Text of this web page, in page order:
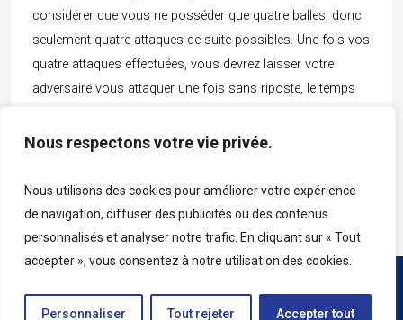
Nous respectons votre vie privée.
Nous utilisons des cookies pour améliorer votre expérience
de navigation, diffuser des publicités ou des contenus
personnalisés et analyser notre trafic. En cliquant sur « Tout
accepter », vous consentez à notre utilisation des cookies.
Personnaliser Tout rejeter Accepter tout
considérer que vous ne posséder que quatre balles, donc
seulement quatre attaques de suite possibles. Une fois vos
quatre attaques effectuées, vous devrez laisser votre
adversaire vous attaquer une fois sans riposte, le temps
nouveau.
Cliquez ici pour continuer